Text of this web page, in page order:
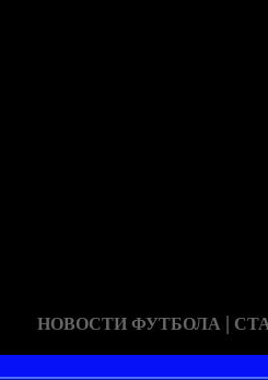
НОВОСТИ ФУТБОЛА |